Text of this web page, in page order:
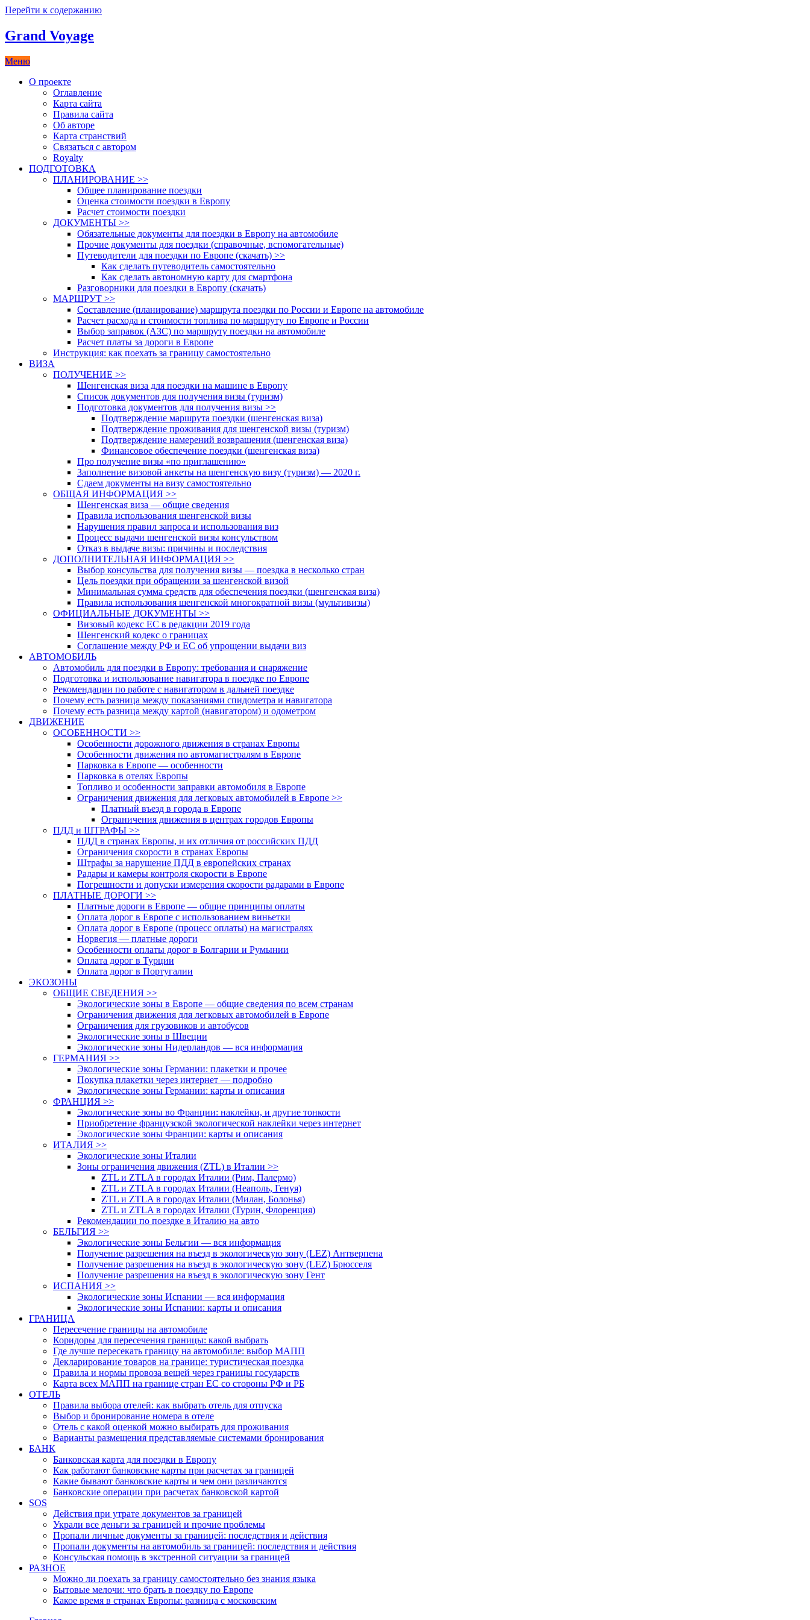
Перейти к содержанию
Grand Voyage
Меню
О проекте
Оглавление
Карта сайта
Правила сайта
Об авторе
Карта странствий
Связаться с автором
Royalty
ПОДГОТОВКА
ПЛАНИРОВАНИЕ >>
Общее планирование поездки
Оценка стоимости поездки в Европу
Расчет стоимости поездки
ДОКУМЕНТЫ >>
Обязательные документы для поездки в Европу на автомобиле
Прочие документы для поездки (справочные, вспомогательные)
Путеводители для поездки по Европе (скачать) >>
Как сделать путеводитель самостоятельно
Как сделать автономную карту для смартфона
Разговорники для поездки в Европу (скачать)
МАРШРУТ >>
Составление (планирование) маршрута поездки по России и Европе на автомобиле
Расчет расхода и стоимости топлива по маршруту по Европе и России
Выбор заправок (АЗС) по маршруту поездки на автомобиле
Расчет платы за дороги в Европе
Инструкция: как поехать за границу самостоятельно
ВИЗА
ПОЛУЧЕНИЕ >>
Шенгенская виза для поездки на машине в Европу
Список документов для получения визы (туризм)
Подготовка документов для получения визы >>
Подтверждение маршрута поездки (шенгенская виза)
Подтверждение проживания для шенгенской визы (туризм)
Подтверждение намерений возвращения (шенгенская виза)
Финансовое обеспечение поездки (шенгенская виза)
Про получение визы «по приглашению»
Заполнение визовой анкеты на шенгенскую визу (туризм) — 2020 г.
Сдаем документы на визу самостоятельно
ОБЩАЯ ИНФОРМАЦИЯ >>
Шенгенская виза — общие сведения
Правила использования шенгенской визы
Нарушения правил запроса и использования виз
Процесс выдачи шенгенской визы консульством
Отказ в выдаче визы: причины и последствия
ДОПОЛНИТЕЛЬНАЯ ИНФОРМАЦИЯ >>
Выбор консульства для получения визы — поездка в несколько стран
Цель поездки при обращении за шенгенской визой
Минимальная сумма средств для обеспечения поездки (шенгенская виза)
Правила использования шенгенской многократной визы (мультивизы)
ОФИЦИАЛЬНЫЕ ДОКУМЕНТЫ >>
Визовый кодекс ЕС в редакции 2019 года
Шенгенский кодекс о границах
Соглашение между РФ и ЕС об упрощении выдачи виз
АВТОМОБИЛЬ
Автомобиль для поездки в Европу: требования и снаряжение
Подготовка и использование навигатора в поездке по Европе
Рекомендации по работе с навигатором в дальней поездке
Почему есть разница между показаниями спидометра и навигатора
Почему есть разница между картой (навигатором) и одометром
ДВИЖЕНИЕ
ОСОБЕННОСТИ >>
Особенности дорожного движения в странах Европы
Особенности движения по автомагистралям в Европе
Парковка в Европе — особенности
Парковка в отелях Европы
Топливо и особенности заправки автомобиля в Европе
Ограничения движения для легковых автомобилей в Европе >>
Платный въезд в города в Европе
Ограничения движения в центрах городов Европы
ПДД и ШТРАФЫ >>
ПДД в странах Европы, и их отличия от российских ПДД
Ограничения скорости в странах Европы
Штрафы за нарушение ПДД в европейских странах
Радары и камеры контроля скорости в Европе
Погрешности и допуски измерения скорости радарами в Европе
ПЛАТНЫЕ ДОРОГИ >>
Платные дороги в Европе — общие принципы оплаты
Оплата дорог в Европе с использованием виньетки
Оплата дорог в Европе (процесс оплаты) на магистралях
Норвегия — платные дороги
Особенности оплаты дорог в Болгарии и Румынии
Оплата дорог в Турции
Оплата дорог в Португалии
ЭКОЗОНЫ
ОБЩИЕ СВЕДЕНИЯ >>
Экологические зоны в Европе — общие сведения по всем странам
Ограничения движения для легковых автомобилей в Европе
Ограничения для грузовиков и автобусов
Экологические зоны в Швеции
Экологические зоны Нидерландов — вся информация
ГЕРМАНИЯ >>
Экологические зоны Германии: плакетки и прочее
Покупка плакетки через интернет — подробно
Экологические зоны Германии: карты и описания
ФРАНЦИЯ >>
Экологические зоны во Франции: наклейки, и другие тонкости
Приобретение французской экологической наклейки через интернет
Экологические зоны Франции: карты и описания
ИТАЛИЯ >>
Экологические зоны Италии
Зоны ограничения движения (ZTL) в Италии >>
ZTL и ZTLA в городах Италии (Рим, Палермо)
ZTL и ZTLA в городах Италии (Неаполь, Генуя)
ZTL и ZTLA в городах Италии (Милан, Болонья)
ZTL и ZTLA в городах Италии (Турин, Флоренция)
Рекомендации по поездке в Италию на авто
БЕЛЬГИЯ >>
Экологические зоны Бельгии — вся информация
Получение разрешения на въезд в экологическую зону (LEZ) Антверпена
Получение разрешения на въезд в экологическую зону (LEZ) Брюсселя
Получение разрешения на въезд в экологическую зону Гент
ИСПАНИЯ >>
Экологические зоны Испании — вся информация
Экологические зоны Испании: карты и описания
ГРАНИЦА
Пересечение границы на автомобиле
Коридоры для пересечения границы: какой выбрать
Где лучше пересекать границу на автомобиле: выбор МАПП
Декларирование товаров на границе: туристическая поездка
Правила и нормы провоза вещей через границы государств
Карта всех МАПП на границе стран ЕС со стороны РФ и РБ
ОТЕЛЬ
Правила выбора отелей: как выбрать отель для отпуска
Выбор и бронирование номера в отеле
Отель с какой оценкой можно выбирать для проживания
Варианты размещения представляемые системами бронирования
БАНК
Банковская карта для поездки в Европу
Как работают банковские карты при расчетах за границей
Какие бывают банковские карты и чем они различаются
Банковские операции при расчетах банковской картой
SOS
Действия при утрате документов за границей
Украли все деньги за границей и прочие проблемы
Пропали личные документы за границей: последствия и действия
Пропали документы на автомобиль за границей: последствия и действия
Консульская помощь в экстренной ситуации за границей
РАЗНОЕ
Можно ли поехать за границу самостоятельно без знания языка
Бытовые мелочи: что брать в поездку по Европе
Какое время в странах Европы: разница с московским